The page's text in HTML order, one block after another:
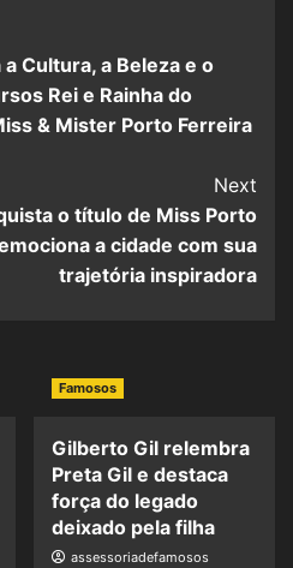
Cultura, a Beleza e o
Rei e Rainha do
& Mister Porto Ferreira
Next
o título de Miss Porto
a cidade com sua
trajetória inspiradora
Famosos
Gilberto Gil relembra
Preta Gil e destaca
força do legado
deixado pela filha
assessoriadefamosos